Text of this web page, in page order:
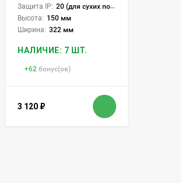
Защита IP: 20 (для сухих пом.)
Высота: 150 мм
Ширина: 322 мм
НАЛИЧИЕ: 7 ШТ.
+62 бонус(ов)
3 120 ₽